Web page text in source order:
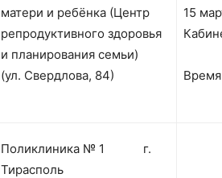
матери и ребёнка (Центр
репродуктивного здоровья
и планирования семьи)
(ул. Свердлова, 84)
15
Поликлиника № 1 г.
Тирасполь